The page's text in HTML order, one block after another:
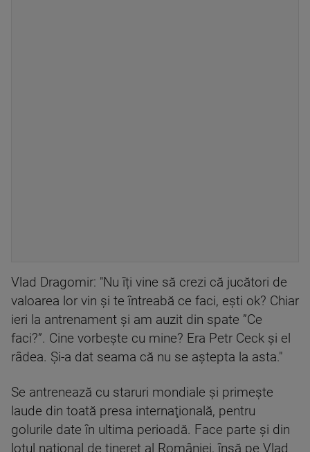
Vlad Dragomir: "Nu îți vine să crezi că jucători de
valoarea lor vin și te întreabă ce faci, ești ok? Chiar
ieri la antrenament şi am auzit din spate ”Ce
faci?”. Cine vorbește cu mine? Era Petr Ceck şi el
râdea. Şi-a dat seama că nu se aştepta la asta."
Se antrenează cu staruri mondiale şi primeşte
laude din toată presa internaţională, pentru
golurile date în ultima perioadă. Face parte şi din
lotul naţional de tineret al României, însă pe Vlad